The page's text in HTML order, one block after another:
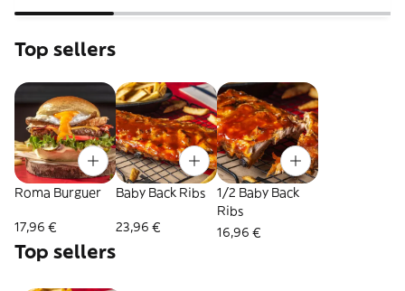
Top sellers
Roma Burguer
17,96 €
Baby Back Ribs
23,96 €
1/2 Baby Back
Ribs
16,96 €
Top sellers